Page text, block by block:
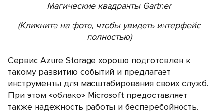
Магические квадранты Gartner
(Кликните на фото, чтобы увидеть интерфейс
полностью)
Сервис Azure Storage хорошо подготовлен к
такому развитию событий и предлагает
инструменты для масштабирования своих служб.
При этом «облако» Microsoft предоставляет
также надежность работы и бесперебойность.